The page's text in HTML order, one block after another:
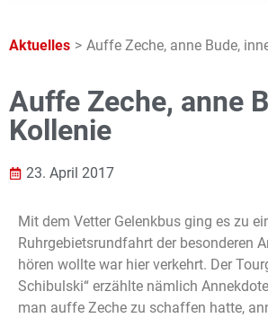
Aktuelles > Auffe Zeche, anne Bude,
Auffe Zeche, anne
Kollenie
23. April 2017
Mit dem Vetter Gelenkbus ging es zu
Ruhrgebietsrundfahrt der besonderen
hören wollte war hier verkehrt. Der
Schibulski“ erzählte nämlich
man auffe Zeche zu schaffen hatte,